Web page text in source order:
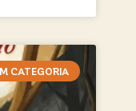
CATEGORIA